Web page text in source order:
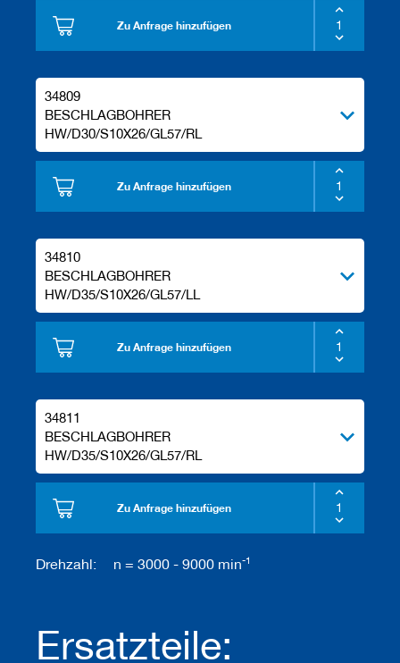
Zu Anfrage hinzufügen
34809
BESCHLAGBOHRER
HW/D30/S10X26/GL57/RL
Zu Anfrage hinzufügen
34810
BESCHLAGBOHRER
HW/D35/S10X26/GL57/LL
Zu Anfrage hinzufügen
34811
BESCHLAGBOHRER
HW/D35/S10X26/GL57/RL
Zu Anfrage hinzufügen
Drehzahl: n = 3000 - 9000 min-1
Ersatzteile: